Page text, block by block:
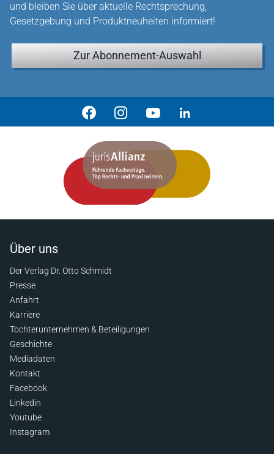
und bleiben Sie über aktuelle Rechtsprechung,
Gesetzgebung und Produktneuheiten informiert!
Zur Abonnement-Auswahl
Über uns
Der Verlag Dr. Otto Schmidt
Presse
Anfahrt
Karriere
Tochterunternehmen & Beteiligungen
Geschichte
Mediadaten
Kontakt
Facebook
Linkedin
Youtube
Instagram